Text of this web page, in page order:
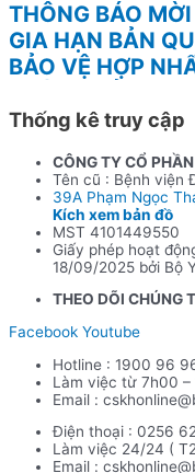
THÔNG BÁO MỜI CHÀO GIÁ GÓI
GIA HẠN BẢN QUYỀN
BẢO VỆ HỢP
– 400F
Thống kê truy cập
CÔNG TY CỔ
Tên cũ : Bệnh viện
39A Phạm Ngọc
Kích xem bản đồ
MST 4101449550
Giấy phép hoạt
18/09/2025 bởi Bộ
THEO DÕI CHÚNG
Facebook Youtube
Hotline : 1900 96
Làm việc từ 7h00 –
Email :
Điện thoại : 0256
Làm việc 24/24 (
Email :